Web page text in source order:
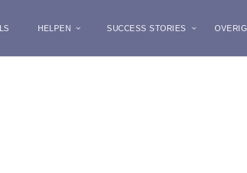
HELPEN SUCCESS STORIES OVERIG